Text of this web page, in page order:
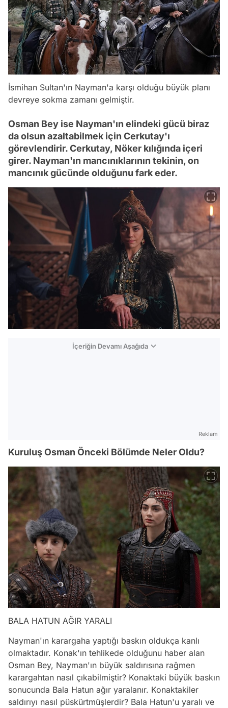
İsmihan Sultan'ın Nayman'a karşı olduğu büyük planı
devreye sokma zamanı gelmiştir.
Osman Bey ise Nayman'ın elindeki gücü biraz
da olsun azaltabilmek için Cerkutay'ı
görevlendirir. Cerkutay, Nöker kılığında içeri
girer. Nayman'ın mancınıklarının tekinin, on
mancınık gücünde olduğunu fark eder.
İçeriğin Devamı Aşağıda
Reklam
Kuruluş Osman Önceki Bölümde Neler Oldu?
BALA HATUN AĞIR YARALI
Nayman'ın karargaha yaptığı baskın oldukça kanlı
olmaktadır. Konak'ın tehlikede olduğunu haber alan
Osman Bey, Nayman'ın büyük saldırısına rağmen
karargahtan nasıl çıkabilmiştir? Konaktaki büyük baskın
sonucunda Bala Hatun ağır yaralanır. Konaktakiler
saldırıyı nasıl püskürtmüşlerdir? Bala Hatun'u yaralı ve